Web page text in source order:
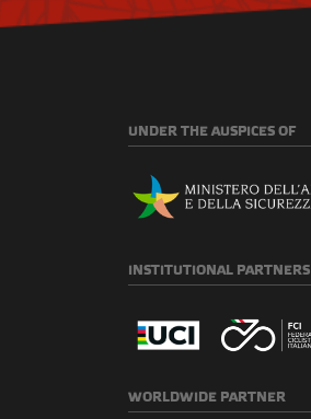
UNDER THE AUSPICES OF
INSTITUTIONAL PARTNERS
WORLDWIDE PARTNER